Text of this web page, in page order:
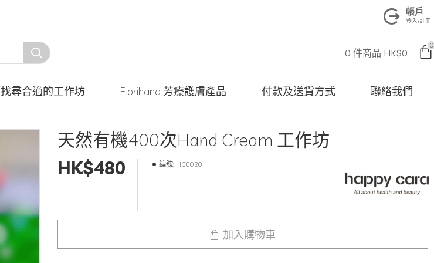
帳戶
登入/註冊
0 件商品 HK$0
0
找尋合適的工作坊 Florihana 芳療護膚產品 付款及送貨方式 聯絡我們
天然有機400次Hand Cream 工作坊
HK$480
編號: HC0020
加入購物車